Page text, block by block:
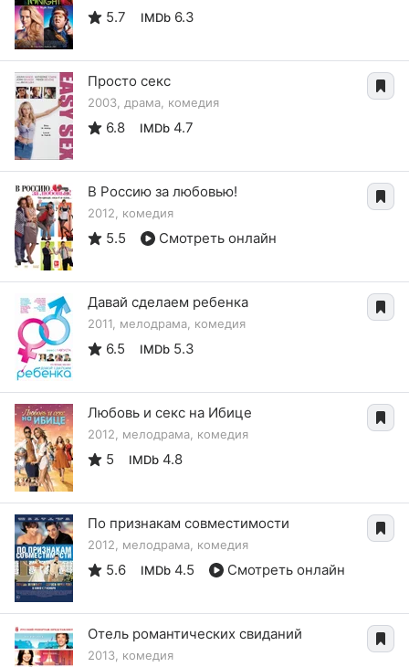
5.7 IMDb 6.3
Просто секс
2003, драма, комедия
6.8 IMDb 4.7
В Россию за любовью!
2012, комедия
5.5 Смотреть онлайн
Давай сделаем ребенка
2011, мелодрама, комедия
6.5 IMDb 5.3
Любовь и секс на Ибице
2012, мелодрама, комедия
5 IMDb 4.8
По признакам совместимости
2012, мелодрама, комедия
5.6 IMDb 4.5 Смотреть онлайн
Отель романтических свиданий
2013, комедия